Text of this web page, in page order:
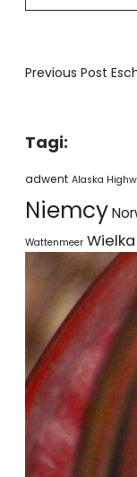
Previous Post
Tagi:
adwent Alaska
Niemcy
Wattenmeer